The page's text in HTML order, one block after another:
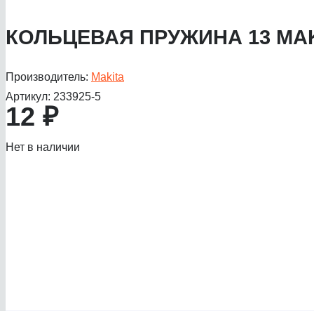
КОЛЬЦЕВАЯ ПРУЖИНА 13
Производитель: Makita
Артикул: 233925-5
12 ₽
Нет в наличии